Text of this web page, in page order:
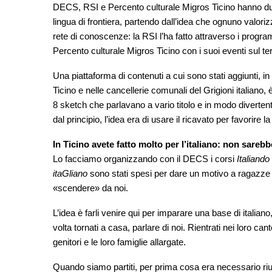
DECS, RSI e Percento culturale Migros Ticino hanno
lingua di frontiera, partendo dall’idea che ognuno
rete di conoscenze: la RSI l’ha fatto attraverso i
Percento culturale Migros Ticino con i suoi eventi sul
Una piattaforma di contenuti a cui sono stati aggiunti,
Ticino e nelle cancellerie comunali del Grigioni
8 sketch che parlavano a vario titolo e in modo
dal principio, l’idea era di usare il ricavato per favorire
In Ticino avete fatto molto per l’italiano: non
Lo facciamo organizzando con il DECS i corsi Italiando
itaGliano sono stati spesi per dare un motivo a
«scendere» da noi.
L’idea è farli venire qui per imparare una base di
volta tornati a casa, parlare di noi. Rientrati nei loro
genitori e le loro famiglie allargate.
Quando siamo partiti, per prima cosa era necessario